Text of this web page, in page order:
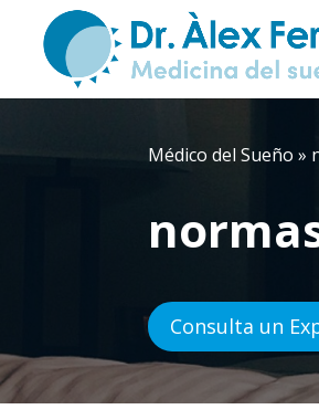
Médico del Sueño »
Consulta un